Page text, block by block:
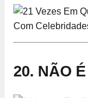
20. NÃO